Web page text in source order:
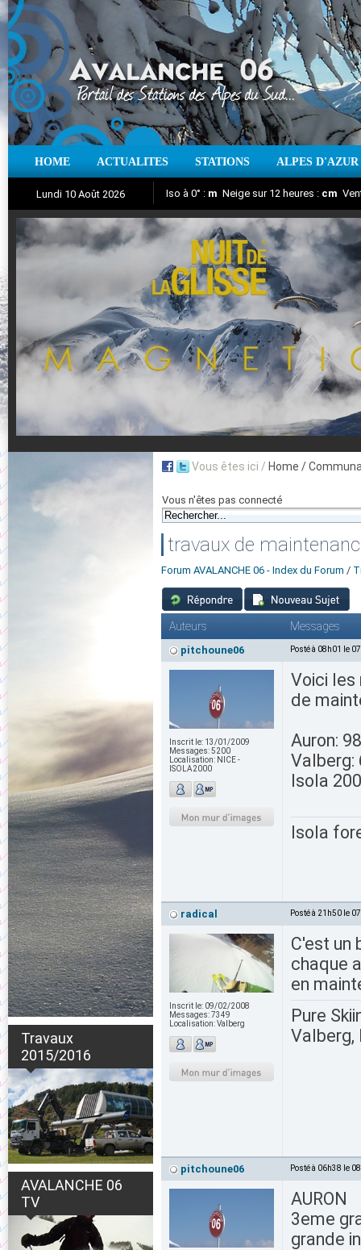
HOME ACTUALITES STATIONS ALPES D'AZUR
Lundi 10 Août 2026
Aujourd'hui : T° Min : °C T° Max :°C
Iso à 0° : m Neige sur 12 heures : cm
Suivez en direct l'actualité des stations
Nuit de la Glisse 2018
Travaux
2015/2016
AVALANCHE 06
TV
Vous êtes ici / Home /
Vous n'êtes pas connecté
travaux de
Forum AVALANCHE 06 - Index du Forum /
Auteurs Messages
pitchoune06 Posté à 08h01 le
Inscrit le: 13/01/2009
Messages:5200
Localisation: NICE -
ISOLA2000
Voici les
de
Auron:
Valberg:
Isola
Isola
radical Posté à 21h50 le
Inscrit le: 09/02/2008
Messages:7349
Localisation:Valberg
C'est un
chaque
en
Pure
Valberg,
pitchoune06 Posté à 06h38 le
AURON
3eme
grande